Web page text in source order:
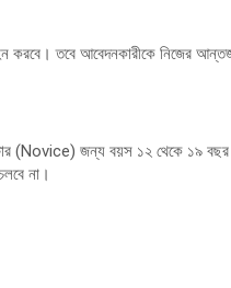
তবে আবেদনকারীকে নিজের
(Novice) জন্য বয়স ১২ থেকে ১৯
না।